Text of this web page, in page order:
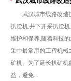
武汉城市线路改造
扒渣机,井下开采扒渣
维护和保养,随着科技
采中最常用的工程机械
矿机。为了延长扒矿机
益，避免...